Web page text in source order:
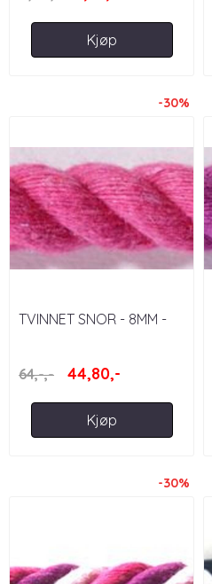
Kjøp
-30%
TVINNET SNOR - 8MM -
64,-,-
44,80,-
Kjøp
-30%